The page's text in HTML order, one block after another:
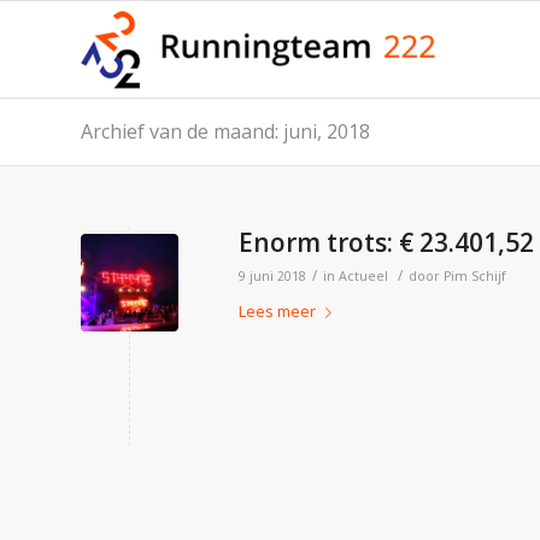
Archief van de maand: juni, 2018
Enorm trots: € 23.401,52
9 juni 2018 / in Actueel / door Pim Schijf
Lees meer